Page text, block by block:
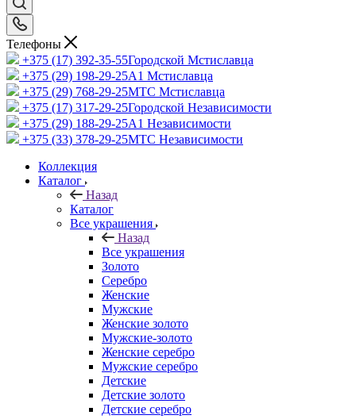
Телефоны
+375 (17) 392-35-55Городской Мстиславца
+375 (29) 198-29-25A1 Мстиславца
+375 (29) 768-29-25МТС Мстиславца
+375 (17) 317-29-25Городской Независимости
+375 (29) 188-29-25A1 Независимости
+375 (33) 378-29-25МТС Независимости
Коллекция
Каталог
Назад
Каталог
Все украшения
Назад
Все украшения
Золото
Серебро
Женские
Мужские
Женские золото
Мужские-золото
Женские серебро
Мужские серебро
Детские
Детские золото
Детские серебро